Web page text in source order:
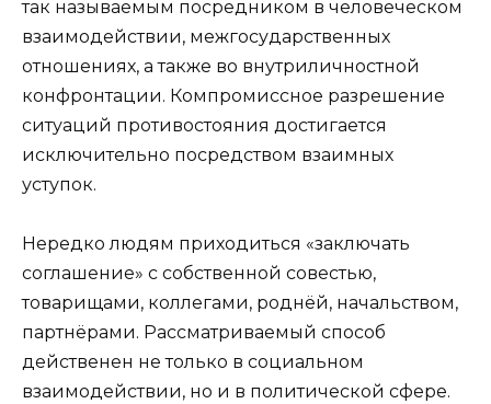
так называемым посредником в человеческом
взаимодействии, межгосударственных
отношениях, а также во внутриличностной
конфронтации. Компромиссное разрешение
ситуаций противостояния достигается
исключительно посредством взаимных
уступок.
Нередко людям приходиться «заключать
соглашение» с собственной совестью,
товарищами, коллегами, роднёй, начальством,
партнёрами. Рассматриваемый способ
действенен не только в социальном
взаимодействии, но и в политической сфере.